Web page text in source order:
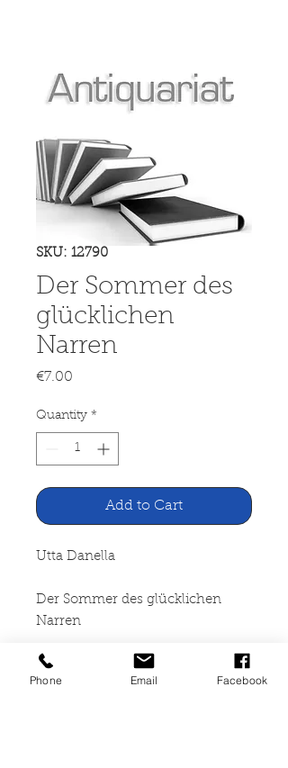
SKU: 12790
Der Sommer des
glücklichen
Narren
€7.00
Quantity *
Add to Cart
Utta Danella
Der Sommer des glücklichen
Narren
Franz Schneekluth Verlag,
München 2005
Phone Email Facebook